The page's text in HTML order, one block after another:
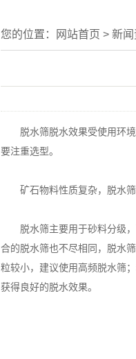
您的位置： 网站首页 > 新
脱水筛脱水效果受使用环境
要注重选型。
矿石物料性质复杂，脱水筛
脱水筛主要用于砂料分级，
合的脱水筛也不尽相同，脱水
粒较小，建议使用高频脱水筛
获得良好的脱水效果。